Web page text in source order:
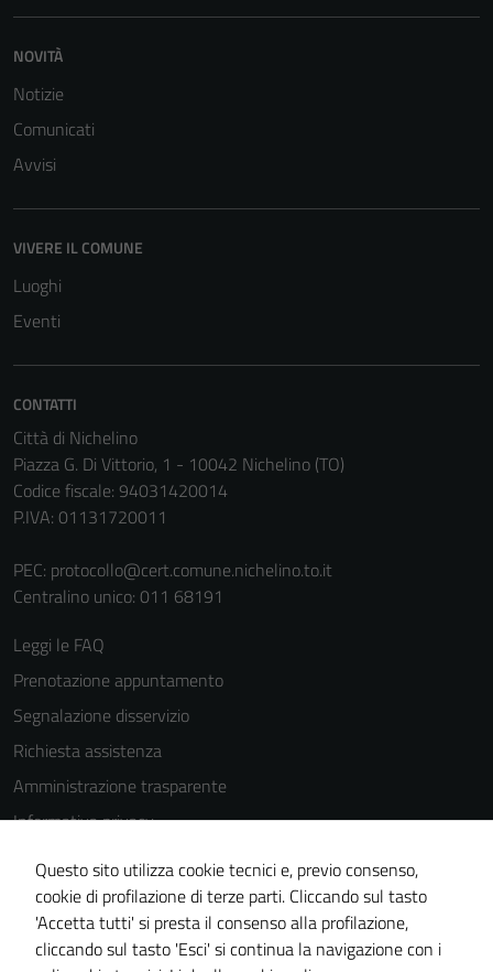
NOVITÀ
Notizie
Comunicati
Avvisi
VIVERE IL COMUNE
Luoghi
Eventi
CONTATTI
Città di Nichelino
Piazza G. Di Vittorio, 1 - 10042 Nichelino (TO)
Codice fiscale: 94031420014
P.IVA: 01131720011
PEC: protocollo@cert.comune.nichelino.to.it
Centralino unico: 011 68191
Leggi le FAQ
Prenotazione appuntamento
Segnalazione disservizio
Richiesta assistenza
Amministrazione trasparente
Informativa privacy
Cookie Policy
Note legali
Dichiarazione di accessibilità
Piano di miglioramento del sito
Questo sito utilizza cookie tecnici e, previo consenso,
cookie di profilazione di terze parti. Cliccando sul tasto
'Accetta tutti' si presta il consenso alla profilazione,
cliccando sul tasto 'Esci' si continua la navigazione con i
per il
Questi cookie